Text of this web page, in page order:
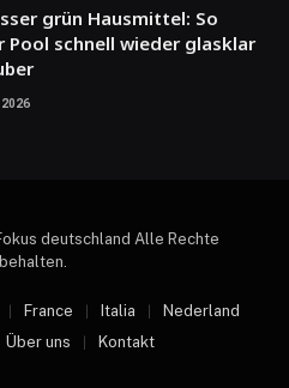
grün Hausmittel: So
Pool schnell wieder glasklar
2026
deutschland Alle Rechte
France Italia
Nederland
Über uns Kontakt